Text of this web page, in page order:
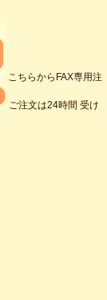
こちらからFAX専用注
ご注文は24時間 受け